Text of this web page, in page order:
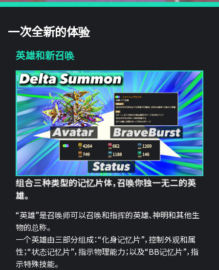
一次全新的体验
英雄和新召唤
组合三种类型的记忆片体，召唤你独一无二的英
雄。
“英雄”是召唤师可以召唤和指挥的英雄、神明和其他生
物的总称。
一个英雄由三部分组成：“化身记忆片”，控制外观和属
性；“状态记忆片”，指示物理能力；以及“BB记忆片”，指
示特殊技能。